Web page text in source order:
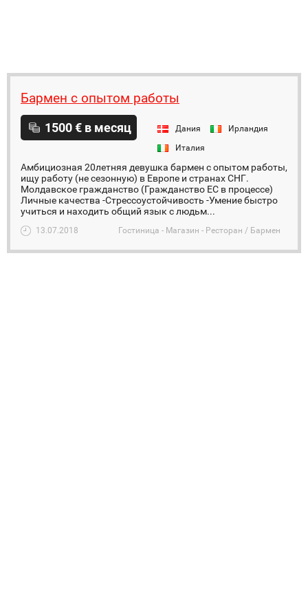
Бармен с опытом работы
1500 € в месяц Дания
Ирландия
Италия
Амбициозная 20летняя девушка бармен с опытом работы,
ищу работу (не сезонную) в Европе и странах СНГ.
Молдавское гражданство (Гражданство ЕС в процессе)
Личные качества -Стрессоустойчивость -Умение быстро
учиться и находить общий язык с людьм...
13.07.2018 Гостиница - Магазин - Ресторан / Бармен